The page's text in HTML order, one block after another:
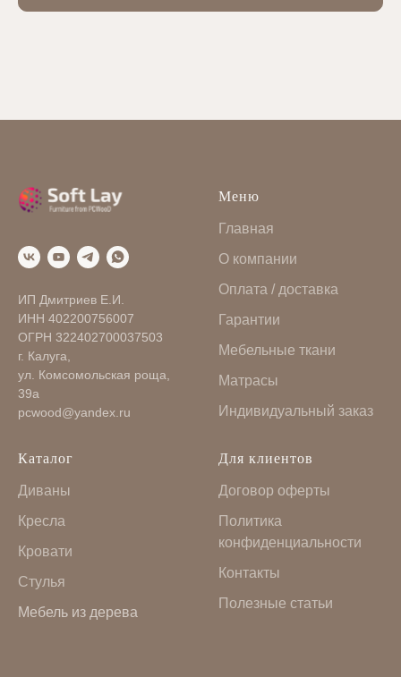
ИП Дмитриев Е.И.
ИНН 402200756007
ОГРН 322402700037503
г. Калуга,
ул. Комсомольская роща,
39а
pcwood@yandex.ru
Меню
Главная
О компании
Оплата / доставка
Гарантии
Мебельные ткани
Матрасы
Индивидуальный заказ
Каталог
Диваны
Кресла
Кровати
Стулья
Мебель из дерева
Для клиентов
Договор оферты
Политика
конфиденциальности
Контакты
Полезные статьи